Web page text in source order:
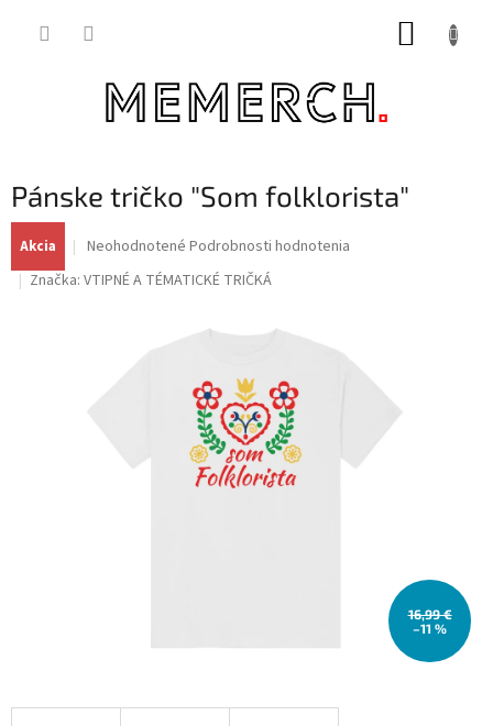
Pánske tričko "Som folklorista"
Akcia
Priemerné
produktu
Neohodnotené Podrobnosti hodnotenia
Značka: VTIPNÉ A TÉMATICKÉ TRIČKÁ
16,99 €
–11 %